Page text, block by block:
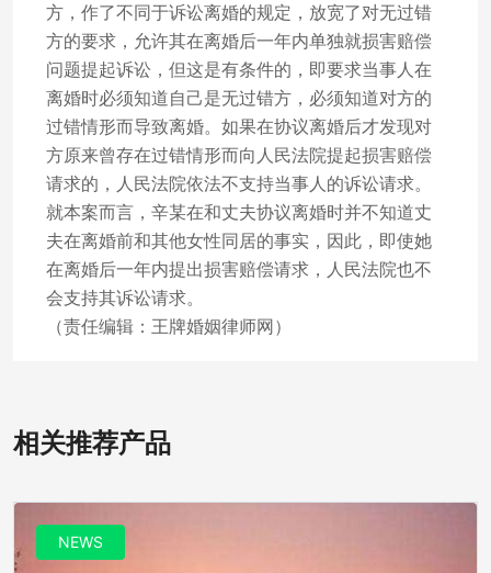
方，作了不同于诉讼离婚的规定，放宽了对无过错
方的要求，允许其在离婚后一年内单独就损害赔偿
问题提起诉讼，但这是有条件的，即要求当事人在
离婚时必须知道自己是无过错方，必须知道对方的
过错情形而导致离婚。如果在协议离婚后才发现对
方原来曾存在过错情形而向人民法院提起损害赔偿
请求的，人民法院依法不支持当事人的诉讼请求。
就本案而言，辛某在和丈夫协议离婚时并不知道丈
夫在离婚前和其他女性同居的事实，因此，即使她
在离婚后一年内提出损害赔偿请求，人民法院也不
会支持其诉讼请求。
（责任编辑：王牌婚姻律师网）
相关推荐产品
NEWS